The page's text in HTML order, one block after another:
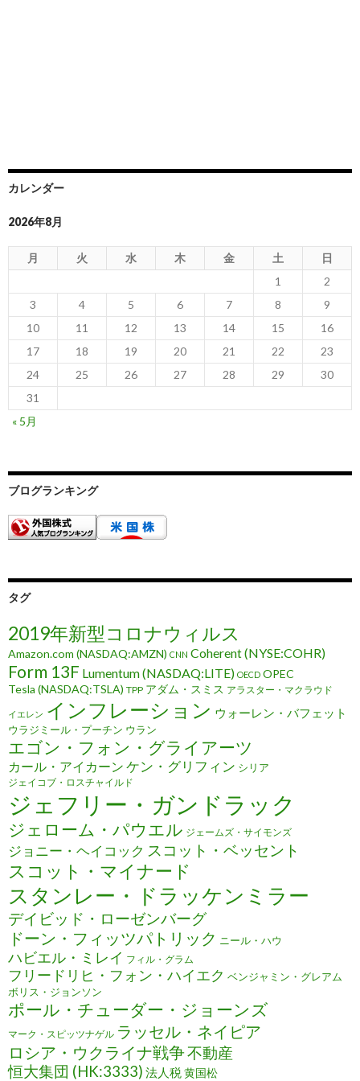
カレンダー
2026年8月
月 火 水 木 金 土
日
1
2
3
4 5 6 7 8
9
10
11 12 13 14 15
16
17
18 19 20 21 22
23
24
25 26 27 28 29
30
31
« 5月
ブログランキング
タグ
2019年新型コロナウィルス
Amazon.com (NASDAQ:AMZN) CNN Coherent (NYSE:COHR)
Form 13F Lumentum (NASDAQ:LITE) OECD OPEC
Tesla (NASDAQ:TSLA) TPP アダム・スミス アラスター・マクラウド
イエレン インフレーション ウォーレン・バフェット
ウラジミール・プーチン ウラン
エゴン・フォン・グライアーツ
カール・アイカーン ケン・グリフィン シリア
ジェイコブ・ロスチャイルド
ジェフリー・ガンドラック
ジェローム・パウエル ジェームズ・サイモンズ
ジョニー・ヘイコック スコット・ベッセント
スコット・マイナード
スタンレー・ドラッケンミラー
デイビッド・ローゼンバーグ
ドーン・フィッツパトリック ニール・ハウ
ハビエル・ミレイ フィル・グラム
フリードリヒ・フォン・ハイエク ベンジャミン・グレアム
ボリス・ジョンソン
ポール・チューダー・ジョーンズ
マーク・スピッツナゲル ラッセル・ネイピア
ロシア・ウクライナ戦争不動産
恒大集団 (HK:3333) 法人税黄国松